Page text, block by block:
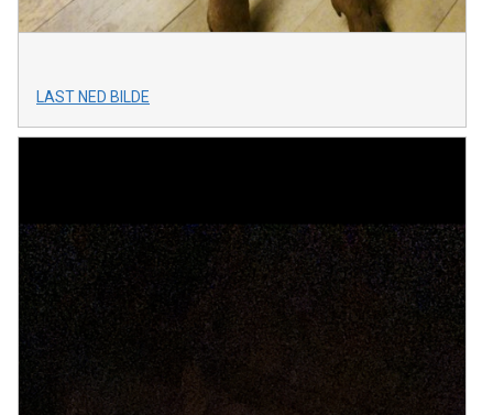
LAST NED BILDE